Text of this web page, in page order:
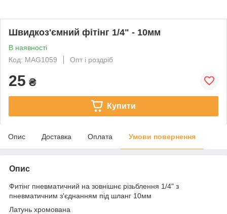
Швидкоз'ємний фітінг 1/4" - 10мм
В наявності
Код: MAG1059
Опт і роздріб
25 ₴
Купити
Опис Доставка Оплата Умови повернення
Опис
Фитінг пневматичний на зовнішнє різьблення 1/4" з
пневматичним з'єднанням під шланг 10мм
Латунь хромована